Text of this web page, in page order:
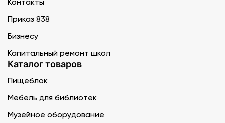
Приказ 838
Бизнесу
Капитальный ремонт школ
Каталог товаров
Пищеблок
Мебель для библиотек
Музейное оборудование